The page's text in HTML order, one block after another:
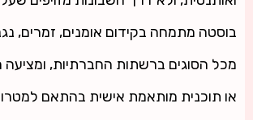
בוסטה מתמחה בקידום אומנים, זמרים,
מכל הסוגים ברשתות החברתיות, ומציעה
או תוכנית מותאמת אישית בהתאם